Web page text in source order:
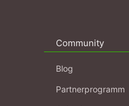
Community
Blog
Partnerprogramm